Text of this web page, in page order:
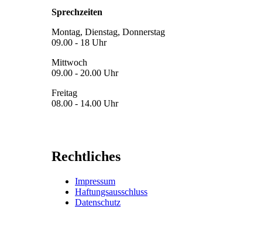
Sprechzeiten
Montag, Dienstag, Donnerstag
09.00 - 18 Uhr
Mittwoch
09.00 - 20.00 Uhr
Freitag
08.00 - 14.00 Uhr
Rechtliches
Impressum
Haftungsausschluss
Datenschutz